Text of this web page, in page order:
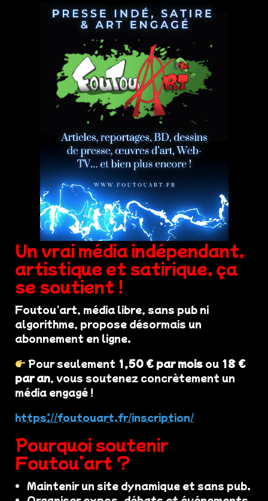
Un vrai média indépendant,
artistique et satirique, ça
se soutient !
Foutou'art, média libre, sans pub ni
algorithme, propose désormais un
abonnement en ligne.
Pour seulement 1,50 € par mois ou 18 €
par an, vous soutenez concrètement un
média engagé !
https://foutouart.fr/inscription/
Pourquoi soutenir
Foutou’art ?
Maintenir un site dynamique et sans pub.